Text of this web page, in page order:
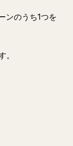
ンのうち1つを
。